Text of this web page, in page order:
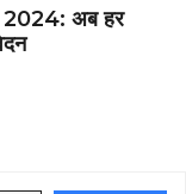
अब हर